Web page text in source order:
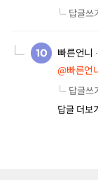
답글쓰기
빠른언니
@빠른언
답글쓰기
답글 더보